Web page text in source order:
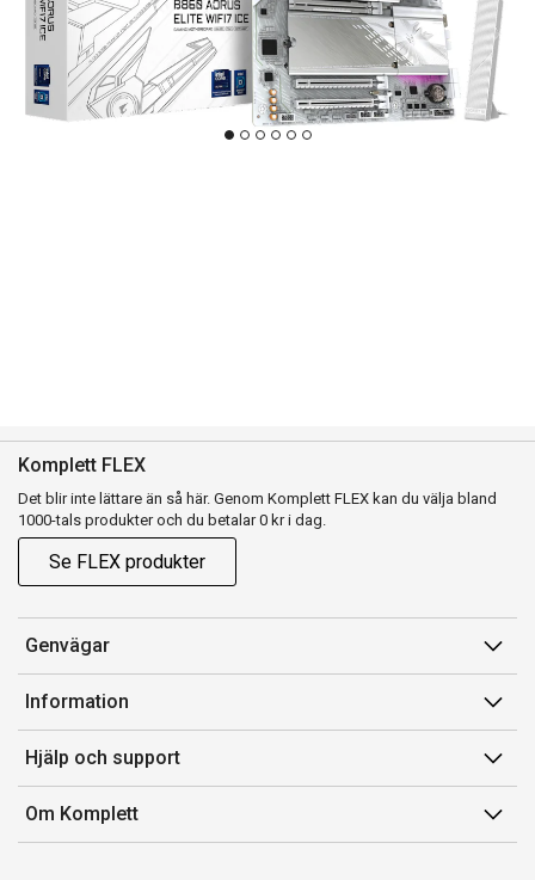
Komplett FLEX
Det blir inte lättare än så här. Genom Komplett FLEX kan du välja bland
1000-tals produkter och du betalar 0 kr i dag.
Se FLEX produkter
Genvägar
Konto
Orderhistorik
Presentkort
Komplett Club
Information
Försäljningsvillkor
Medlemsvillkor for Komplett Club
Lediga tjänster
Hjälp och support
Kontakta oss
Kundservice
Om Komplett